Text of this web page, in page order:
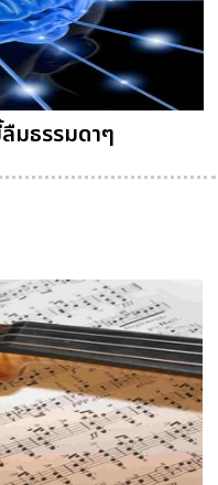
มธรรมดาๆ